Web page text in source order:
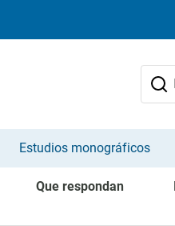
Estudios monográficos
Que respondan